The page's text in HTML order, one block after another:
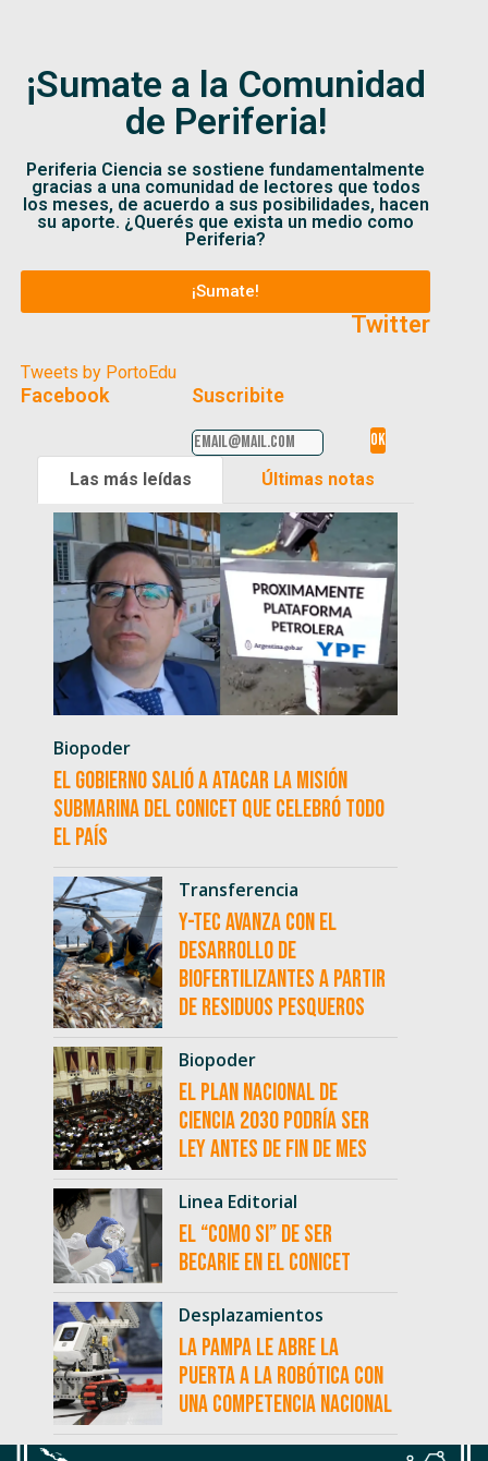
¡Sumate a la Comunidad
de Periferia!
Periferia Ciencia se sostiene fundamentalmente
gracias a una comunidad de lectores que todos
los meses, de acuerdo a sus posibilidades, hacen
su aporte. ¿Querés que exista un medio como
Periferia?
¡Sumate!
Twitter
Tweets by PortoEdu
Facebook Suscribite
Las más leídas Últimas notas
Biopoder
El Gobierno salió a atacar la misión
submarina del CONICET que celebró todo
el país
Transferencia
Y-TEC avanza con el
desarrollo de
biofertilizantes a partir
de residuos pesqueros
Biopoder
El Plan Nacional de
Ciencia 2030 podría ser
ley antes de fin de mes
Linea Editorial
El “como si” de ser
becarie en el CONICET
Desplazamientos
La Pampa le abre la
puerta a la robótica con
una competencia nacional